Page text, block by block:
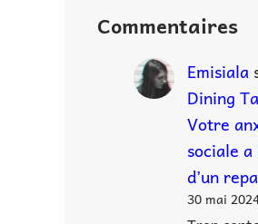
c
Commentaires
Emisiala
Dining
Votre
sociale
d’un
30 mai